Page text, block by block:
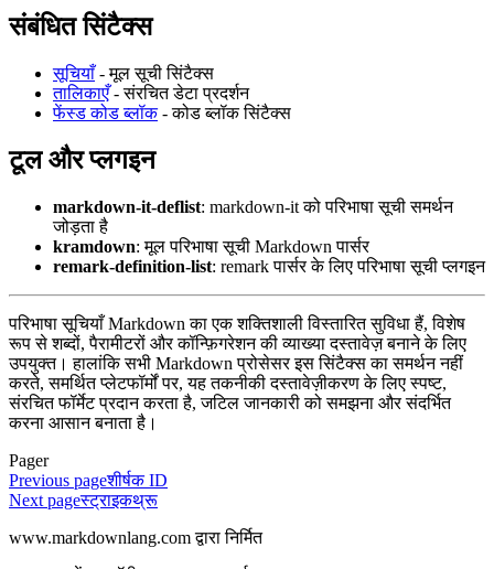
संबंधित सिंटैक्स
सूचियाँ- मूल सूची सिंटैक्स
तालिकाएँ- संरचित डेटा प्रदर्शन
फेंस्ड कोड ब्लॉक- कोड ब्लॉक सिंटैक्स
टूल और प्लगइन
markdown-it-deflist: markdown-it को परिभाषा सूची समर्थन
जोड़ता है
kramdown: मूल परिभाषा सूची Markdown पार्सर
remark-definition-list: remark पार्सर के लिए परिभाषा सूची प्लगइन
परिभाषा सूचियाँ Markdown का एक शक्तिशाली विस्तारित सुविधा हैं, विशेष
रूप से शब्दों, पैरामीटरों और कॉन्फ़िगरेशन की व्याख्या दस्तावेज़ बनाने के लिए
उपयुक्त। हालांकि सभी Markdown प्रोसेसर इस सिंटैक्स का समर्थन नहीं
करते, समर्थित प्लेटफॉर्मों पर, यह तकनीकी दस्तावेज़ीकरण के लिए स्पष्ट,
संरचित फॉर्मेट प्रदान करता है, जटिल जानकारी को समझना और संदर्भित
करना आसान बनाता है।
Pager
Previous pageशीर्षक ID
Next pageस्ट्राइकथ्रू
www.markdownlang.com द्वारा निर्मित